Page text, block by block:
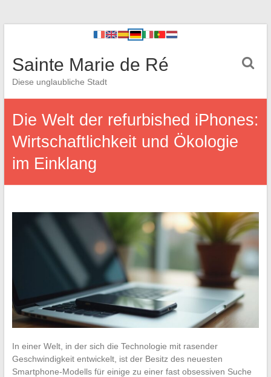
Sainte Marie de Ré
Diese unglaubliche Stadt
Die Welt der refurbished iPhones:
Wirtschaftlichkeit und Ökologie
im Einklang
In einer Welt, in der sich die Technologie mit rasender
Geschwindigkeit entwickelt, ist der Besitz des neuesten
Smartphone-Modells für einige zu einer fast obsessiven Suche